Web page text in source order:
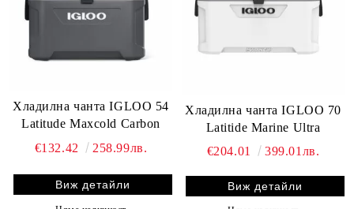
Хладилна чанта IGLOO 54
Latitude Maxcold Carbon
€132.42
258.99лв.
Виж детайли
Хладилна чанта IGLOO 70
Latitide Marine Ultra
€204.01
399.01лв.
Виж детайли